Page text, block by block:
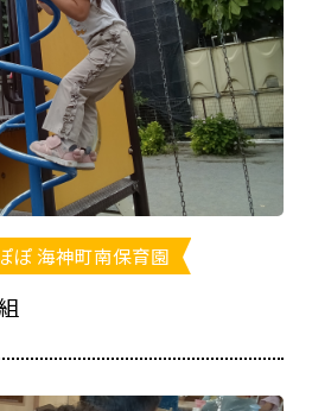
ぽ 海神町南保育園